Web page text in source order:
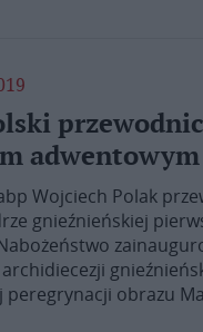
adwentowym
Wojciech Polak
gnieźnieńskiej
peregrynacji obrazu